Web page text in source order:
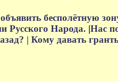
бесполётную
Русского Народа. |Нас
| Кому давать